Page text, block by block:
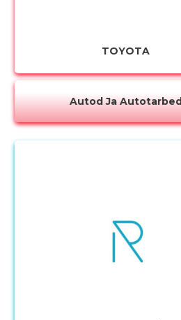
TOYOTA
Autod Ja Autotarbed